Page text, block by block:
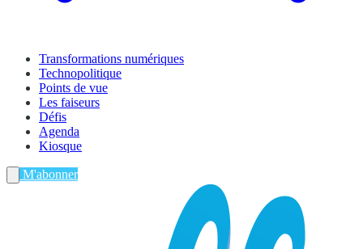
Transformations numériques
Technopolitique
Points de vue
Les faiseurs
Défis
Agenda
Kiosque
M'abonner